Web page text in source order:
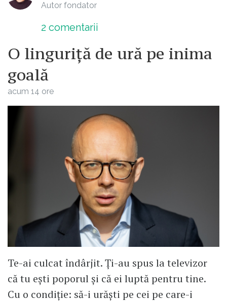
Autor fondator
2 comentarii
O linguriță de ură pe inima
goală
acum 14 ore
Te-ai culcat îndârjit. Ți-au spus la televizor
că tu ești poporul și că ei luptă pentru tine.
Cu o condiție: să-i urăști pe cei pe care-i